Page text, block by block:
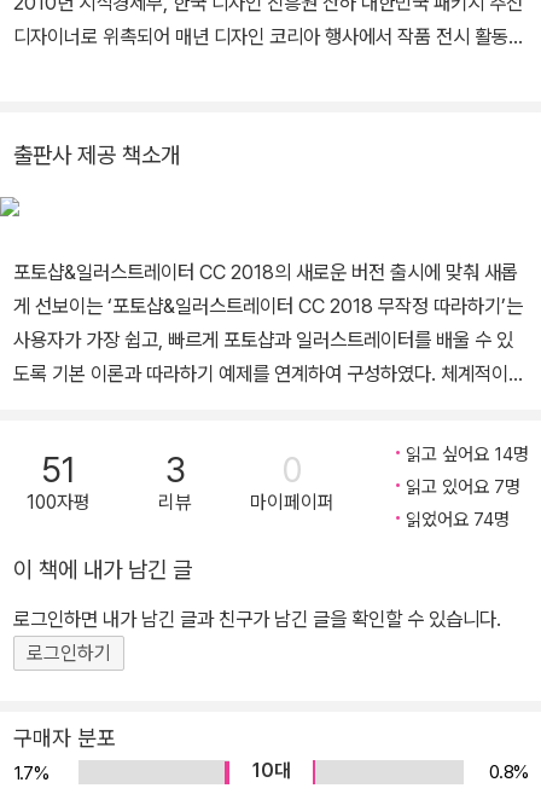
디자이너로 위촉되어 매년 디자인 코리아 행사에서 작품 전시 활동을
니다. 현재는 ㈜롯데제과 디자인 팀에서 패키지 디자인을 담당하고
있습니다. 주요 저서로 ‘디자이너's PRO 포토샵(2014, 길벗)’이 있
원 산하 대한민국 패키지 추천 디자이너 매년 디자인 코리아 행사에
서 작품 전시 활동 | 수상경력 | 2016 iF Design Award 패키지 디자
인 부문 본상 | 저서 | 『포토샵 + 일러스트레이터를 연동한 작업의 정
석』 길벗 『디자이너’s PRO 포토샵』 길벗
출판사 제공 책소개
포토샵&일러스트레이터 CC 2018의 새로운 버전 출시에 맞춰 새롭
게 선보이는 ‘포토샵&일러스트레이터 CC 2018 무작정 따라하기’는
사용자가 가장 쉽고, 빠르게 포토샵과 일러스트레이터를 배울 수 있
도록 기본 이론과 따라하기 예제를 연계하여 구성하였다. 체계적이고
획」 코너를 제공하며, 학습 시 궁금한 점을 바로 해결할 수 있도록
「왜? Why?」, 「신속! 문제 해결」 코너로 포토샵과 일러스트레이터를
마스터할 수 있게 도와준다. 기본 편집부터 탄탄하게! 한 권으로 끝내
스트레이터 CC 2018은 단순한 버전 업그레이드가 아닌 새로 설치하
는 신 버전입니다. 처음 시작하는 초보자 또는 숙련된 전문가 모두가
하나의 통합 워크플로우를 통해 변형과 보정 및 드로잉은 물론, 다양
한 개체를 세부적으로 조정할 수 있습니다. 포토샵에서는 곡률 펜 도
대로 조정할 수 있으며, 글꼴의 변형을 훨씬 다양하게 할 수 있고, 일
러스트레이터에서는 Control 패널 기능이 업그레이드되어 상황에
51
100자평
3
리뷰
0
마이페이퍼
읽고 싶어요 14명
읽고 있어요 7명
읽었어요 74명
이 책에 내가 남긴 글
로그인하면 내가 남긴 글과 친구가 남긴 글을 확인할 수 있습니다.
로그인하기
구매자 분포
1.7% 10대
0.8%